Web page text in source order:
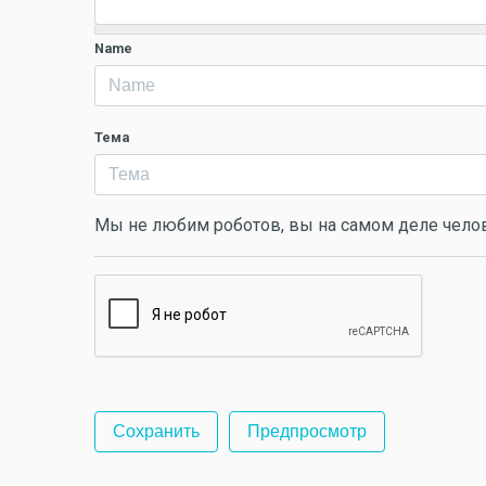
Name
Тема
Мы не любим роботов, вы на самом деле